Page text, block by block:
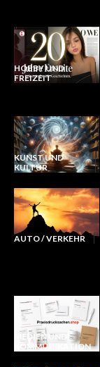
HOBBY UND
FREIZEIT
KUNST UND
KULTUR
AUTO / VERKEHR
MEDIEN UND
KOMMUNIKATION